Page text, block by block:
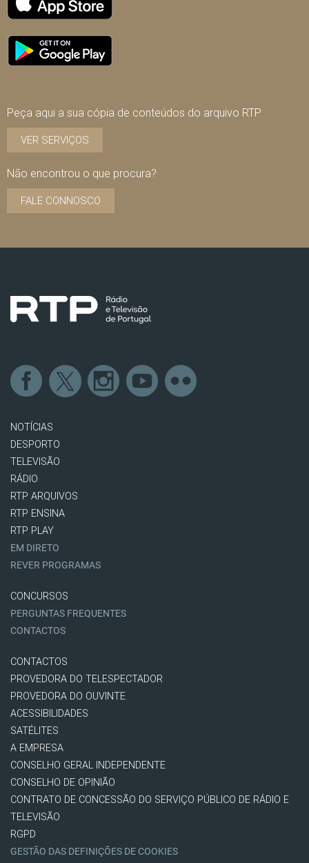
Peça aqui a sua cópia de conteúdos do arquivo RTP
VER SERVIÇOS
Não encontrou o que procura?
FALE CONNOSCO
NOTÍCIAS
DESPORTO
TELEVISÃO
RÁDIO
RTP ARQUIVOS
RTP ENSINA
RTP PLAY
EM DIRETO
REVER PROGRAMAS
CONCURSOS
PERGUNTAS FREQUENTES
CONTACTOS
CONTACTOS
PROVEDORA DO TELESPECTADOR
PROVEDORA DO OUVINTE
ACESSIBILIDADES
SATÉLITES
A EMPRESA
CONSELHO GERAL INDEPENDENTE
CONSELHO DE OPINIÃO
CONTRATO DE CONCESSÃO DO SERVIÇO PÚBLICO DE RÁDIO E
TELEVISÃO
RGPD
GESTÃO DAS DEFINIÇÕES DE COOKIES